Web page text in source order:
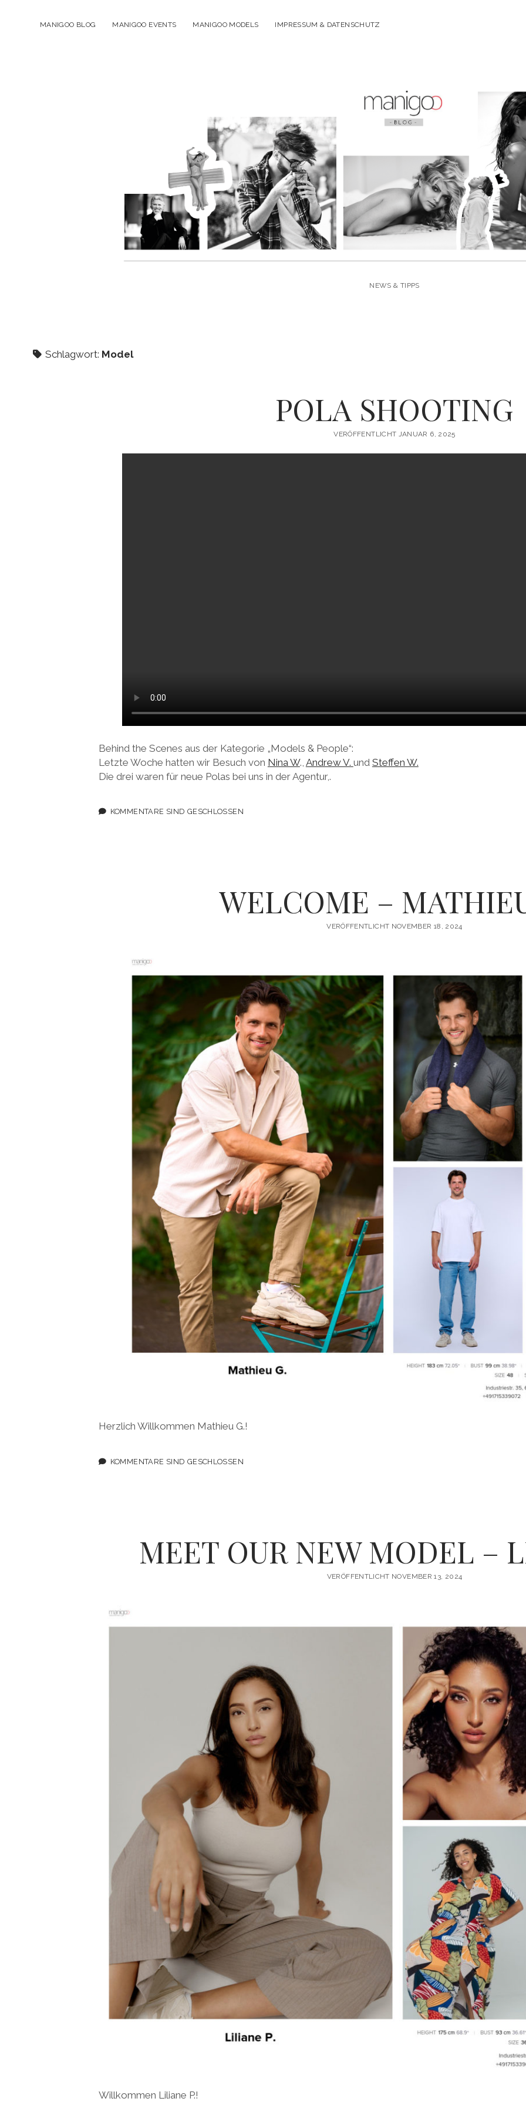
MANIGOO BLOG MANIGOO EVENTS MANIGOO MODELS IMPRESSUM & DATENSCHUTZ
NEWS & TIPPS
Schlagwort: Model
POLA SHOOTING
VERÖFFENTLICHT JANUAR 6, 2025
Behind the Scenes aus der Kategorie „Models & People“:
Letzte Woche hatten wir Besuch von Nina W., Andrew V. und Steffen W.
Die drei waren für neue Polas bei uns in der Agentur,.
KOMMENTARE SIND GESCHLOSSEN
WELCOME –
VERÖFFENTLICHT NOVEMBER 18, 2024
Herzlich Willkommen Mathieu G.!
KOMMENTARE SIND GESCHLOSSEN
MEET OUR NEW MODEL –
VERÖFFENTLICHT NOVEMBER 13, 2024
Willkommen Liliane P.!